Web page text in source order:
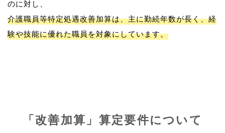
介護職員等特定処遇改善加算は、主に勤続年数が長く、経
験や技能に優れた職員を対象にしています。
「改善加算」算定要件について